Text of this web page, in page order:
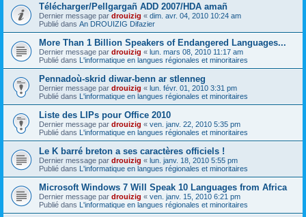
Télécharger/Pellgargañ ADD 2007/HDA amañ
Dernier message par drouizig « dim. avr. 04, 2010 10:24 am
Publié dans An DROUIZIG Difazier
More Than 1 Billion Speakers of Endangered Languages...
Dernier message par drouizig « lun. mars 08, 2010 11:17 am
Publié dans L'informatique en langues régionales et minoritaires
Pennadoù-skrid diwar-benn ar stlenneg
Dernier message par drouizig « lun. févr. 01, 2010 3:31 pm
Publié dans L'informatique en langues régionales et minoritaires
Liste des LIPs pour Office 2010
Dernier message par drouizig « ven. janv. 22, 2010 5:35 pm
Publié dans L'informatique en langues régionales et minoritaires
Le K barré breton a ses caractères officiels !
Dernier message par drouizig « lun. janv. 18, 2010 5:55 pm
Publié dans L'informatique en langues régionales et minoritaires
Microsoft Windows 7 Will Speak 10 Languages from Africa
Dernier message par drouizig « ven. janv. 15, 2010 6:21 pm
Publié dans L'informatique en langues régionales et minoritaires